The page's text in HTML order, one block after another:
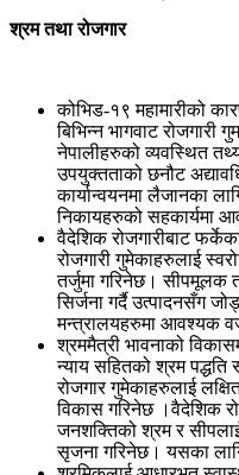
श्रम तथा रोजगार
कोभिड-१९ महामारीको
बिभिन्न भागवाट रोजगारी
नेपालीहरुको व्यवस्थित
उपयुक्तताको छनौट
कार्यान्वयनमा लैजानका
निकायहरुको सहकार्यमा
वैदेशिक रोजगारीबाट
रोजगारी गुमेकाहरुलाई
तर्जुमा गरिनेछ। सीपमूलक
सिर्जना गर्दै उत्पादनसँग
मन्त्रालयहरुमा आवश्यक
श्रममैत्री भावनाको
न्याय सहितको श्रम
रोजगार गुमेकाहरुलाई
विकास गरिनेछ ।वैदेशिक
जनशक्तिको श्रम र
सृजना गरिनेछ। यसका